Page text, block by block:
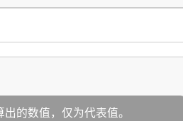
的数值，仅为代表值。